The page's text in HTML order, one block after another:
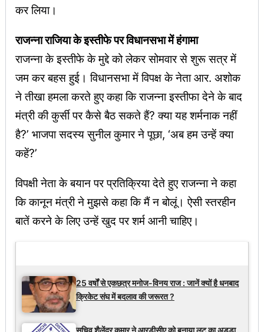
कर लिया।
राजन्ना राजिया के इस्तीफे पर विधानसभा में हंगामा
राजन्ना के इस्तीफे के मुद्दे को लेकर सोमवार से शुरू सत्र में
जम कर बहस हुई। विधानसभा में विपक्ष के नेता आर. अशोक
ने तीखा हमला करते हुए कहा कि राजन्ना इस्तीफा देने के बाद
मंत्री की कुर्सी पर कैसे बैठ सकते हैं? क्या यह शर्मनाक नहीं
है?’ भाजपा सदस्य सुनील कुमार ने पूछा, ‘अब हम उन्हें क्या
कहें?’
विपक्षी नेता के बयान पर प्रतिक्रिया देते हुए राजन्ना ने कहा
कि कानून मंत्री ने मुझसे कहा कि मैं न बोलूं। ऐसी स्तरहीन
बातें करने के लिए उन्हें खुद पर शर्म आनी चाहिए।
25 वर्षों से एकछत्र मनोज-विनय राज : जानें क्यों है धनबाद
क्रिकेट संघ में बदलाव की जरूरत ?
सचिव शैलेंद्र कुमार ने आरडीसीए को बनाया लूट का अड्डा,